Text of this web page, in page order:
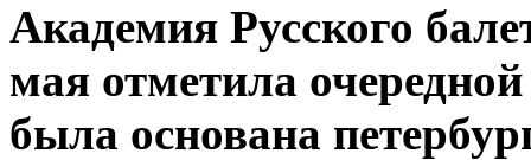
Академия Русского
мая отметила
была основана